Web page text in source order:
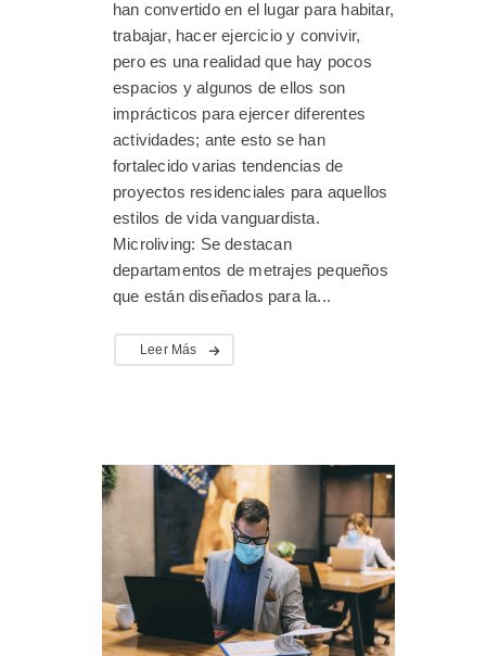
han convertido en el lugar para habitar,
trabajar, hacer ejercicio y convivir,
pero es una realidad que hay pocos
espacios y algunos de ellos son
imprácticos para ejercer diferentes
actividades; ante esto se han
fortalecido varias tendencias de
proyectos residenciales para aquellos
estilos de vida vanguardista.
Microliving: Se destacan
departamentos de metrajes pequeños
que están diseñados para la...
Leer Más